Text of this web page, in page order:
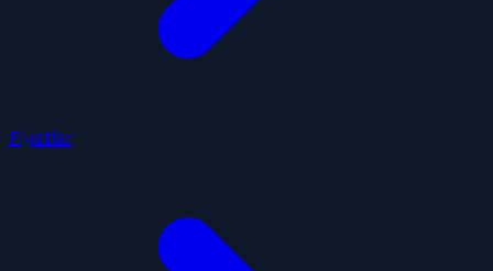
Fiyatlar